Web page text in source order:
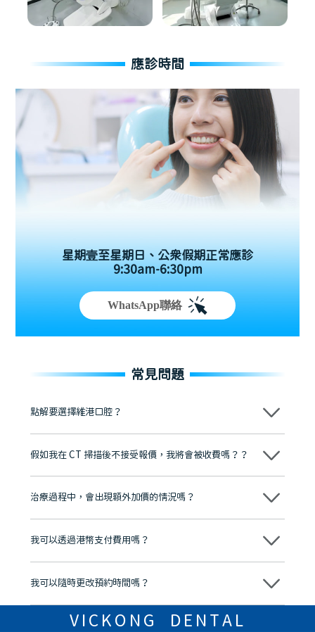
應診時間
星期壹至星期日、公眾假期正常應診
9:30am-6:30pm
WhatsApp聯絡
常見問題
點解要選擇維港口腔？
維港口腔踐行「醫道濟世」的大學校訓，各分院匯聚來自香港、內地的
牌」、「2025香港企業領袖品牌」，是諾貝爾種植系統全球放心植牙中
至今已服務超過三十個國家和地區的顧客，受到粵港澳大灣區及周邊城
市市民極高的口碑評價及信任推薦 珠海、深圳設有八大分院，香港亦設
有咨詢及服務保障中心，有任何問題都可以隨時預約免費咨詢，讓人十
假如我在 CT 掃描後不接受報價，我將會被收費嗎？？
不會！只要未開始實際服務之前，你不會被收取任何費用。
治療過程中，會出現額外加價的情況嗎？
不會，治療前我們會詳細說明治療方案及對應的價錢，顧客同意並簽字
我可以透過港幣支付費用嗎？
可以。維港口腔會按照當日匯率轉算收取費用，而匯率會及時告知客人
我可以隨時更改預約時間嗎？
可以，請盡早通過wechat或whatsapp聯絡我們，告知我們你原本預約
的時間及資料，並且重新預約的日期及時段
VICKONG DENTAL